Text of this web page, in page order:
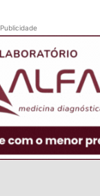
Publicidade